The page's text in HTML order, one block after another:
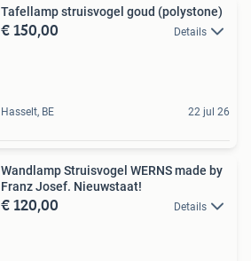
Tafellamp struisvogel goud (polystone)
€ 150,00 Details
Hasselt, BE 22 jul 26
Wandlamp Struisvogel WERNS made by
Franz Josef. Nieuwstaat!
€ 120,00 Details